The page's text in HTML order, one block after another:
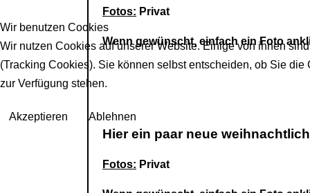
Fotos: Privat
Wenn gewünscht, einfach ein Foto
Hier ein paar neue
Fotos: Privat
Wir benutzen Cookies
Wir nutzen Cookies auf unserer Website. Einige von ihnen
(Tracking Cookies). Sie können selbst entscheiden, ob Sie
zur Verfügung stehen.
Akzeptieren Ablehnen